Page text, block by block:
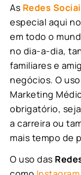
As Redes
especial aqui
em todo o
no dia-a-dia,
familiares e
negócios. O
Marketing
obrigatório,
a carreira ou
mais tempo de
O uso das